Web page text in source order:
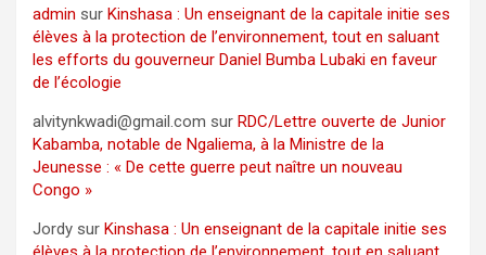
admin sur Kinshasa : Un enseignant de la capitale initie ses
élèves à la protection de l’environnement, tout en saluant
les efforts du gouverneur Daniel Bumba Lubaki en faveur
de l’écologie
alvitynkwadi@gmail.com sur RDC/Lettre ouverte de Junior
Kabamba, notable de Ngaliema, à la Ministre de la
Jeunesse : « De cette guerre peut naître un nouveau
Congo »
Jordy sur Kinshasa : Un enseignant de la capitale initie ses